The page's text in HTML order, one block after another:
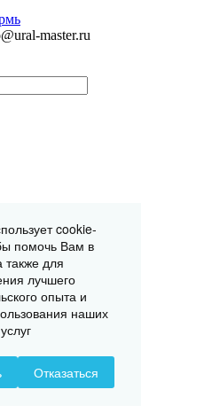
master.ru
cookie-
помочь Вам в
также для
лучшего
опыта и
наших
Отказаться